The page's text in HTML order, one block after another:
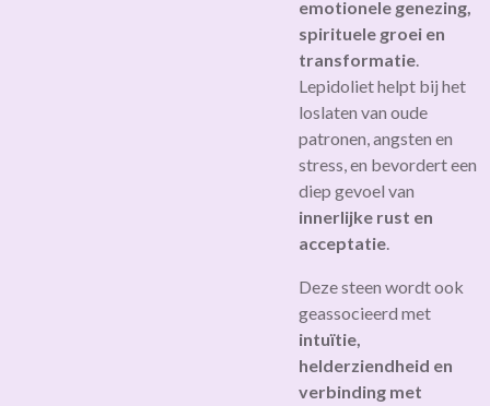
emotionele genezing,
spirituele groei en
transformatie.
Lepidoliet helpt bij het
loslaten van oude
patronen, angsten en
stress, en bevordert een
diep gevoel van
innerlijke rust en
acceptatie.
Deze steen wordt ook
geassocieerd met
intuïtie,
helderziendheid en
verbinding met